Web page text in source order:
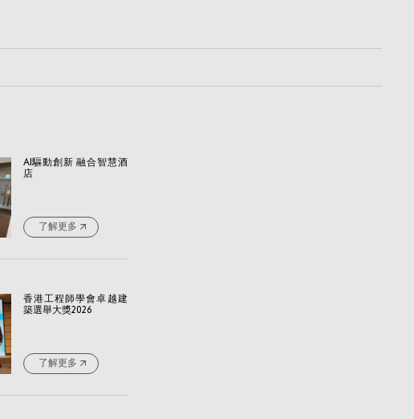
AI驅動創新 融合智慧酒
店
了解更多
香港工程師學會卓越建
築選舉大獎2026
了解更多